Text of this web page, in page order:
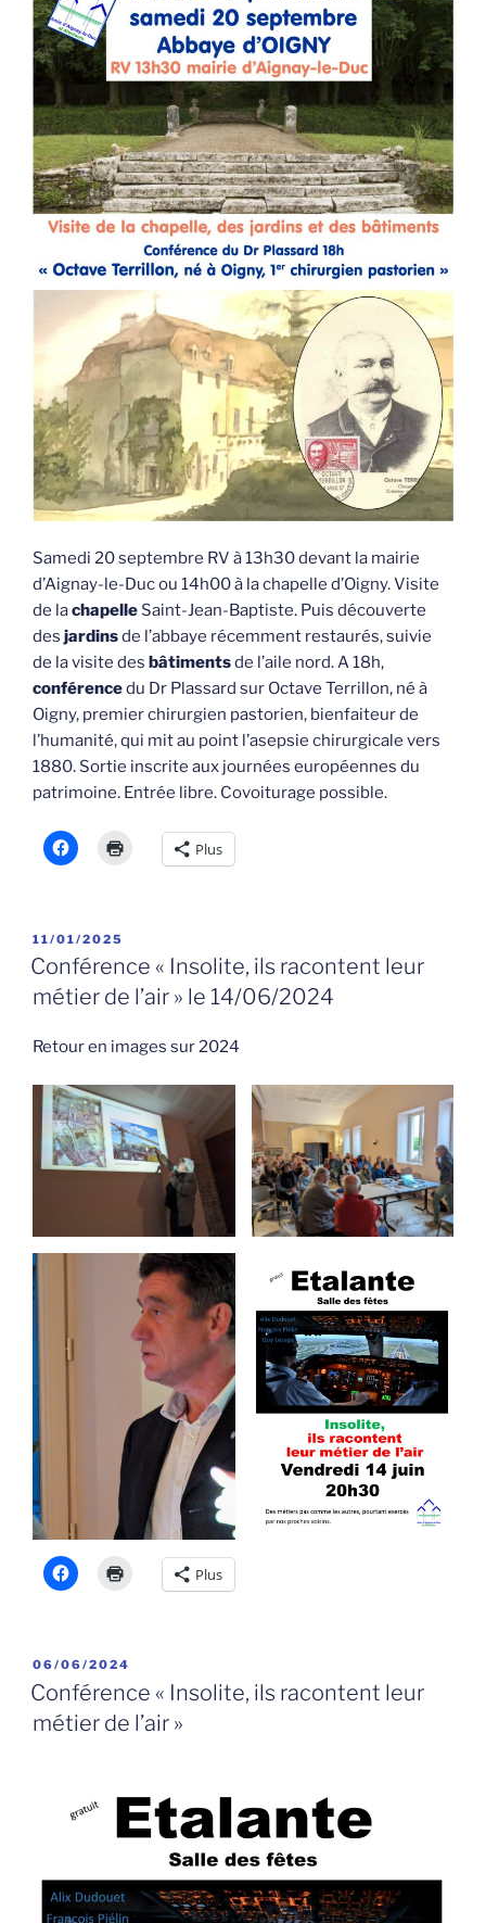
Samedi 20 septembre RV à 13h30 devant la mairie
d’Aignay-le-Duc ou 14h00 à la chapelle d’Oigny. Visite
de lachapelle Saint-Jean-Baptiste. Puis découverte
des jardinsde l’abbaye récemment restaurés, suivie
de la visite des bâtimentsde l’aile nord. A 18h,
conférencedu Dr Plassard sur Octave Terrillon, né à
Oigny, premier chirurgien pastorien, bienfaiteur de
l’humanité, qui mit au point l’asepsie chirurgicale vers
1880. Sortie inscrite aux journées européennes du
patrimoine. Entrée libre. Covoiturage possible.
Plus
PUBLIÉ
LE
11/01/2025
Conférence « Insolite, ils racontent leur
métier de l’air » le 14/06/2024
Retour en images sur 2024
Plus
PUBLIÉ
LE
06/06/2024
Conférence « Insolite, ils racontent leur
métier de l’air »